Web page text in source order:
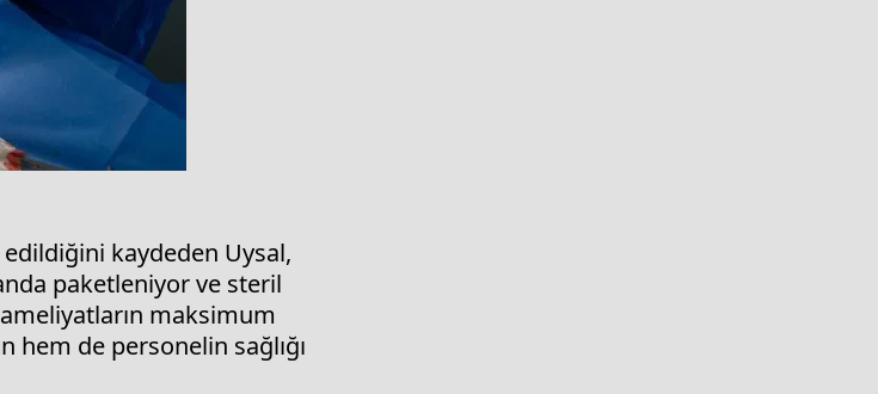
kaydeden Uysal,
paketleniyor ve steril
maksimum
hem de personelin sağlığı